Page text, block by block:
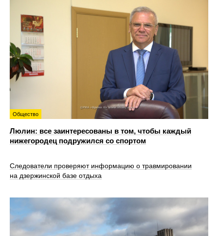
Общество
Люлин: все заинтересованы в том, чтобы каждый
нижегородец подружился со спортом
Следователи проверяют информацию о травмировании
на дзержинской базе отдыха